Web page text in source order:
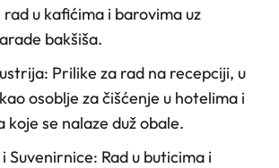
u kafićima i barovima uz
bakšiša.
: Prilike za rad na recepciji, u
osoblje za čišćenje u hotelima i
koje se nalaze duž obale.
Suvenirnice: Rad u buticima i